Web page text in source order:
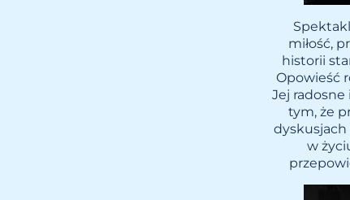
miłość,
historii
Opowieść
Jej
tym, że
w